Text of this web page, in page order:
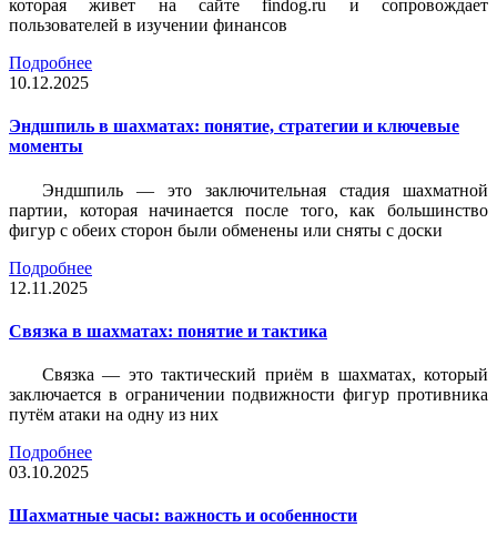
которая живет на сайте findog.ru и сопровождает
пользователей в изучении финансов
Подробнее
10.12.2025
Эндшпиль в шахматах: понятие, стратегии и ключевые
моменты
Эндшпиль — это заключительная стадия шахматной
партии, которая начинается после того, как большинство
фигур с обеих сторон были обменены или сняты с доски
Подробнее
12.11.2025
Связка в шахматах: понятие и тактика
Связка — это тактический приём в шахматах, который
заключается в ограничении подвижности фигур противника
путём атаки на одну из них
Подробнее
03.10.2025
Шахматные часы: важность и особенности